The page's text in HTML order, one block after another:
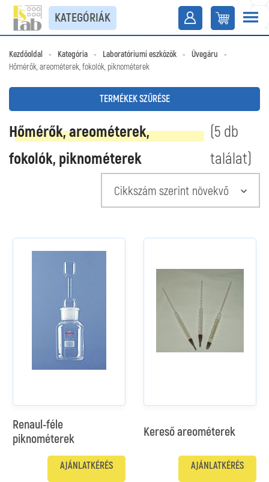
KATEGÓRIÁK
Kezdőoldal - Kategória - Laboratóriumi eszközök - Üvegáru
-
Hőmérők, areométerek, fokolók, piknométerek
TERMÉKEK SZŰRÉSE
Hőmérők, areométerek,
fokolók, piknométerek
(5 db
találat)
Cikkszám szerint növekvő
Renaul-féle
piknométerek
AJÁNLATKÉRÉS
Kereső areométerek
AJÁNLATKÉRÉS